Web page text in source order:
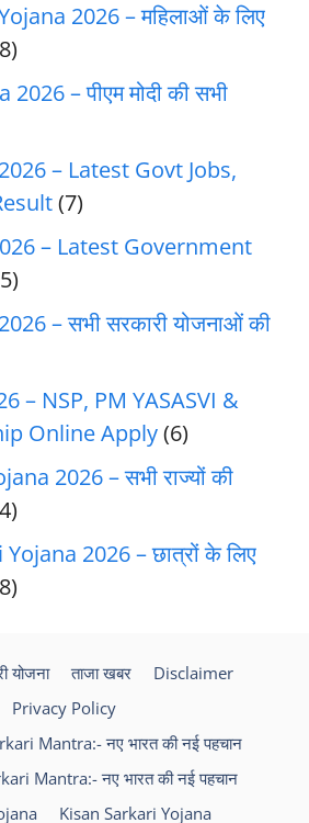
2026 – महिलाओं के लिए
– पीएम मोदी की सभी
– Latest Govt Jobs,
(7)
– Latest Government
– सभी सरकारी योजनाओं की
– NSP, PM YASASVI &
Online Apply(6)
2026 – सभी राज्यों की
2026 – छात्रों के लिए
योजना ताजा खबर
Disclaimer
Privacy Policy
Mantra:- नए भारत की नई पहचान
Mantra:- नए भारत की नई पहचान
Kisan Sarkari Yojana